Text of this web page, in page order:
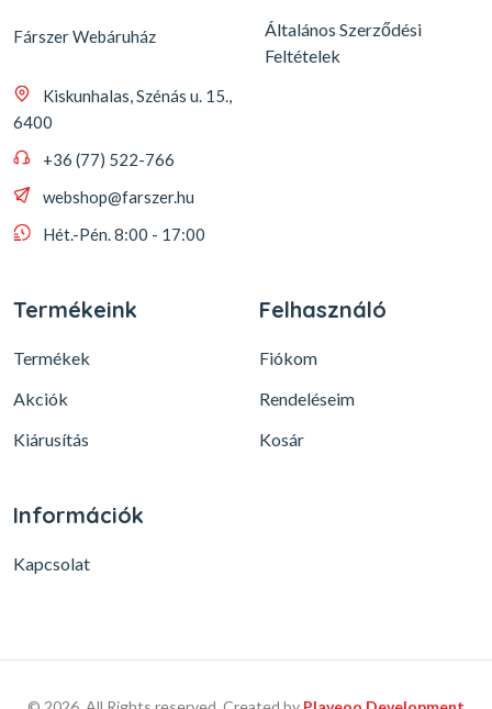
Fárszer Webáruház
Kiskunhalas, Szénás u. 15.,
6400
+36 (77) 522-766
webshop@farszer.hu
Hét.-Pén. 8:00 - 17:00
Általános Szerződési
Feltételek
Termékeink
Termékek
Akciók
Kiárusítás
Felhasználó
Fiókom
Rendeléseim
Kosár
Információk
Kapcsolat